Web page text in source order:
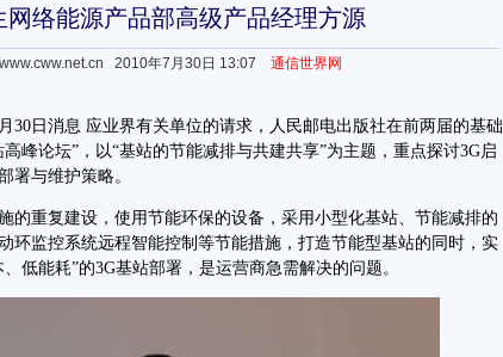
网络能源产品部高级产品经理方源
2010年7月30日 13:07 通信世界网
30日消息 应业界有关单位的请求，人民邮电出版社在前两届的基础
峰论坛”，以“基站的节能减排与共建共享”为主题，重点探讨3G启
署与维护策略。
的重复建设，使用节能环保的设备，采用小型化基站、节能减排的
环监控系统远程智能控制等节能措施，打造节能型基站的同时，实
低能耗”的3G基站部署，是运营商急需解决的问题。